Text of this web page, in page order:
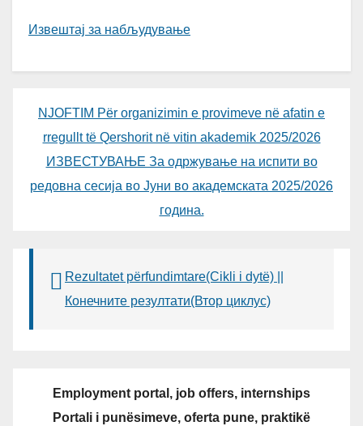
Извештај за набљудување
NJOFTIM Për organizimin e provimeve në afatin e
rregullt të Qershorit në vitin akademik 2025/2026
ИЗВЕСТУВАЊЕ За одржување на испити во
редовна сесија во Јуни во академската 2025/2026
година.
Rezultatet përfundimtare(Cikli i dytë) ||
Конечните резултати(Втор циклус)
Employment portal, job offers, internships
Portali i punësimeve, oferta pune, praktikë